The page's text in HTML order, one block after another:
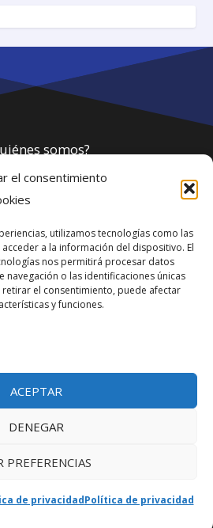
el consentimiento
utilizamos tecnologías como las
a la información del dispositivo. El
nos permitirá procesar datos
o las identificaciones únicas
el consentimiento, puede afectar
y funciones.
ACEPTAR
DENEGAR
PREFERENCIAS
de privacidadPolítica de privacidad
somos?
de privacidad
de Facebook